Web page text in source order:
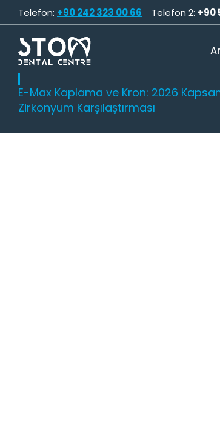
Telefon: +90 242 323 00 66 Telefon 2: +90
E-Max Kaplama ve Kron: 2026
Zirkonyum Karşılaştırması